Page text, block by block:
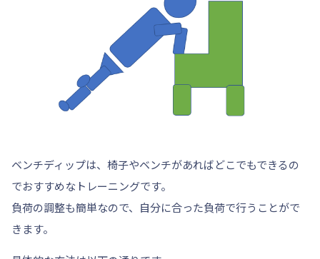
ベンチディップは、 椅子やベンチがあればどこでもできるの
でおすすめなトレーニングです。
負荷の調整も簡単なので、自分に合った負荷で行うことがで
きます。